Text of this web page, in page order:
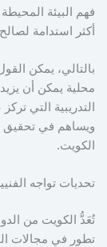
فهم البيئة
أكثر استدامة
بالتالي، يمكن
محلية يمكن أن يزيد
التدريبية التي
ويساهم في تحقيق
الكويت.
تحديات تواجه
تُعَدُّ الكويت من
تطور في مجالات